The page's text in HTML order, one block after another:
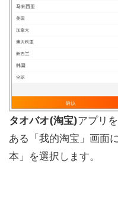
タオバオ(淘宝)アプリ
ある「我的淘宝」画面
本」を選択します。